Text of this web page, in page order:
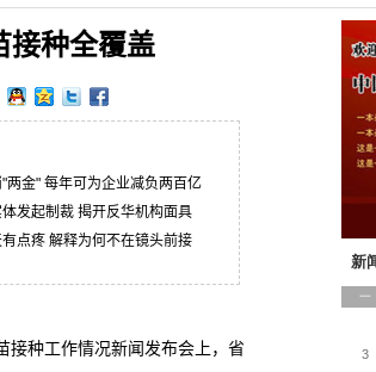
接种全覆盖
两金" 每年可为企业减负两百亿
发起制裁 揭开反华机构面具
点疼 解释为何不在镜头前接
种工作情况新闻发布会上，省